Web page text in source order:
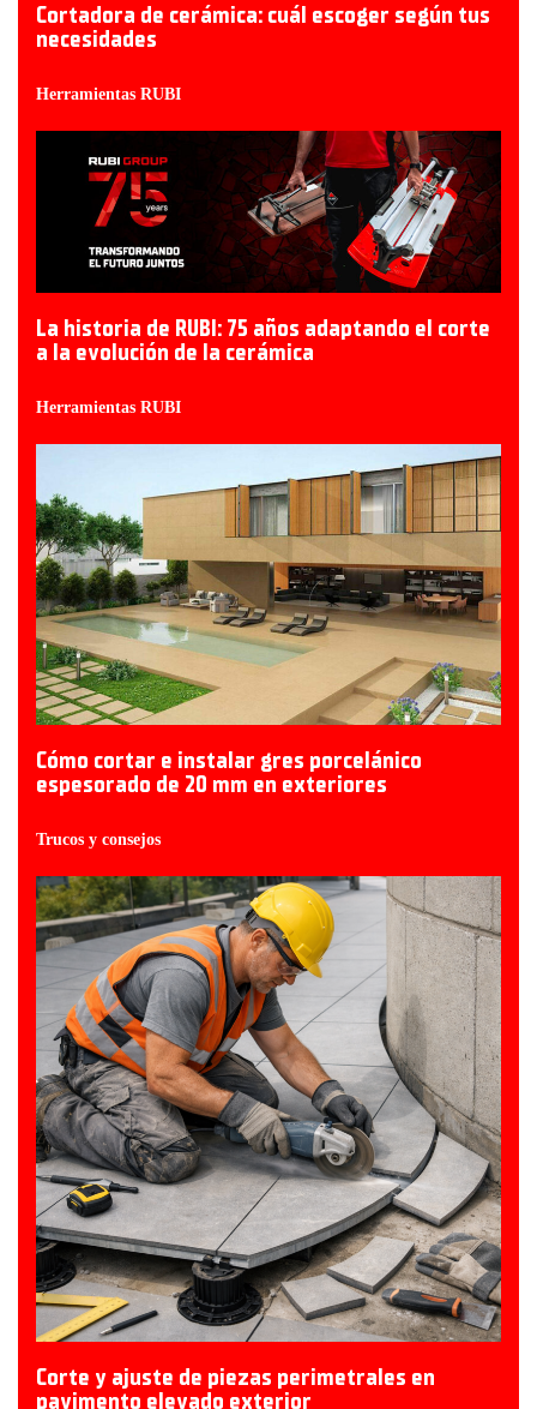
Cortadora de cerámica: cuál escoger según tus
necesidades
Herramientas RUBI
La historia de RUBI: 75 años adaptando el corte
a la evolución de la cerámica
Herramientas RUBI
Cómo cortar e instalar gres porcelánico
espesorado de 20 mm en exteriores
Trucos y consejos
Corte y ajuste de piezas perimetrales en
pavimento elevado exterior